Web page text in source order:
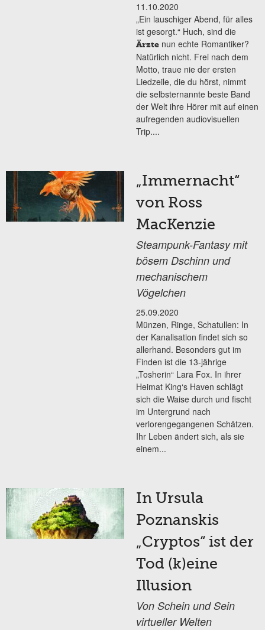
11.10.2020
„Ein lauschiger Abend, für alles
ist gesorgt.“ Huch, sind die
Ärzte nun echte Romantiker?
Natürlich nicht. Frei nach dem
Motto, traue nie der ersten
Liedzeile, die du hörst, nimmt
die selbsternannte beste Band
der Welt ihre Hörer mit auf einen
aufregenden audiovisuellen
Trip....
„Immernacht“
von Ross
MacKenzie
Steampunk-Fantasy mit
bösem Dschinn und
mechanischem
Vögelchen
25.09.2020
Münzen, Ringe, Schatullen: In
der Kanalisation findet sich so
allerhand. Besonders gut im
Finden ist die 13-jährige
„Tosherin“ Lara Fox. In ihrer
Heimat King‘s Haven schlägt
sich die Waise durch und fischt
im Untergrund nach
verlorengegangenen Schätzen.
Ihr Leben ändert sich, als sie
einem...
In Ursula
Poznanskis
„Cryptos“ ist der
Tod (k)eine
Illusion
Von Schein und Sein
virtueller Welten